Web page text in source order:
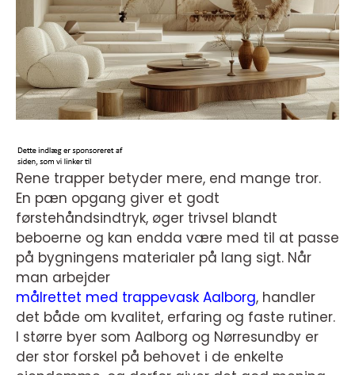
Rene trapper betyder mere, end mange tror.
En pæn opgang giver et godt
førstehåndsindtryk, øger trivsel blandt
beboerne og kan endda være med til at passe
på bygningens materialer på lang sigt. Når
man arbejder
målrettet med trappevask Aalborg, handler
det både om kvalitet, erfaring og faste rutiner.
I større byer som Aalborg og Nørresundby er
der stor forskel på behovet i de enkelte